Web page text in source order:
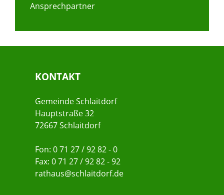
Ansprechpartner
KONTAKT
Gemeinde Schlaitdorf
Hauptstraße 32
72667 Schlaitdorf
Fon: 0 71 27 / 92 82 - 0
Fax: 0 71 27 / 92 82 - 92
rathaus@schlaitdorf.de